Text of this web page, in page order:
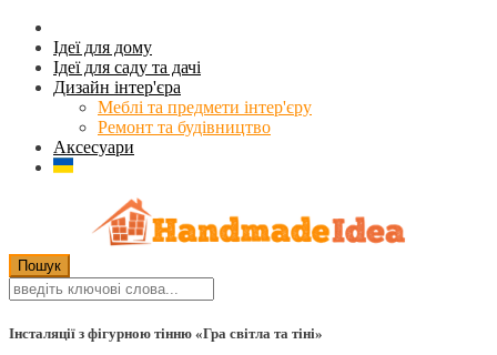
Ідеї для дому
Ідеї для саду та дачі
Дизайн інтер'єра
Меблі та предмети інтер'єру
Ремонт та будівництво
Аксесуари
Інсталяції з фігурною тінню «Гра світла та тіні»